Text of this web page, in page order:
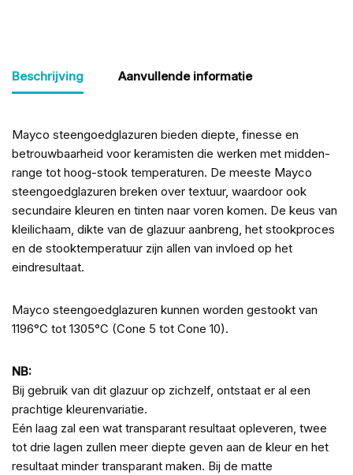
Beschrijving Aanvullende informatie
Mayco steengoedglazuren bieden diepte, finesse en
betrouwbaarheid voor keramisten die werken met midden-
range tot hoog-stook temperaturen. De meeste Mayco
steengoedglazuren breken over textuur, waardoor ook
secundaire kleuren en tinten naar voren komen. De keus van
kleilichaam, dikte van de glazuur aanbreng, het stookproces
en de stooktemperatuur zijn allen van invloed op het
eindresultaat.
Mayco steengoedglazuren kunnen worden gestookt van
1196°C tot 1305°C (Cone 5 tot Cone 10).
NB:
Bij gebruik van dit glazuur op zichzelf, ontstaat er al een
prachtige kleurenvariatie.
Eén laag zal een wat transparant resultaat opleveren, twee
tot drie lagen zullen meer diepte geven aan de kleur en het
resultaat minder transparant maken. Bij de matte